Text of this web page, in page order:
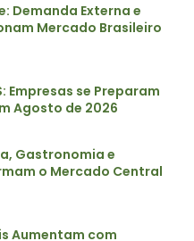
Demanda Externa e
Mercado Brasileiro
Empresas se Preparam
Agosto de 2026
Gastronomia e
o Mercado Central
Aumentam com